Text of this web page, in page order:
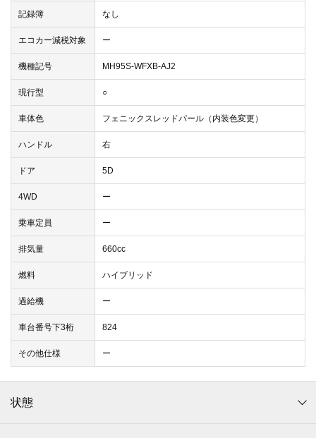
記録簿 なし
エコカー減税対象 ー
機種記号 MH95S-WFXB-AJ2
現行型 ○
車体色 フェニックスレッドパール（内装色変更）
ハンドル 右
ドア 5D
4WD ー
乗車定員 ー
排気量 660cc
燃料 ハイブリッド
過給機 ー
車台番号下3桁 824
その他仕様 ー
状態